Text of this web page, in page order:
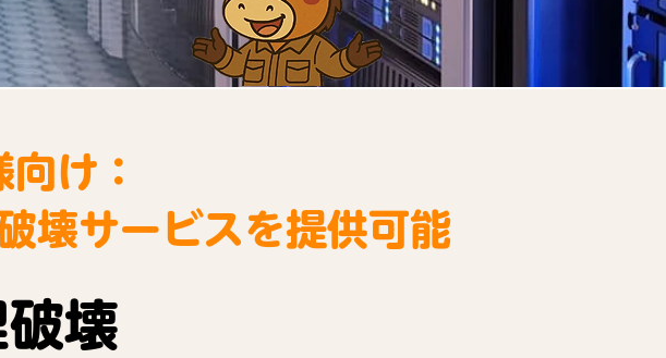
け：
壊サービスを提供可能
壊